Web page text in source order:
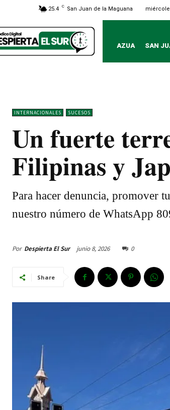
25.4 C San Juan de la Maguana
AZUA SAN
INTERNACIONALES SUCESOS
Un fuerte
Filipinas y
Para hacer denuncia, promover
nuestro número de WhatsApp
Por Despierta El Sur junio 8, 2026 0
Share